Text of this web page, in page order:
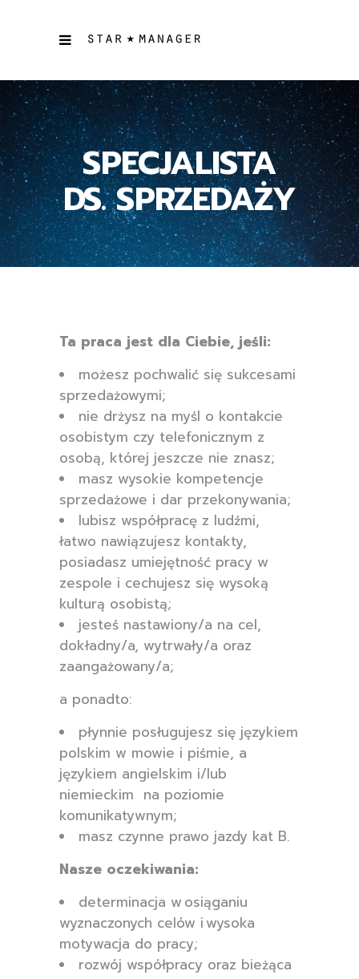
SPECJALISTA
DS. SPRZEDAŻY
Ta praca jest dla Ciebie, jeśli:
możesz pochwalić się sukcesami
sprzedażowymi;
nie drżysz na myśl o kontakcie
osobistym czy telefonicznym z
osobą, której jeszcze nie znasz;
masz wysokie kompetencje
sprzedażowe i dar przekonywania;
lubisz współpracę z ludźmi,
łatwo nawiązujesz kontakty,
posiadasz umiejętność pracy w
zespole i cechujesz się wysoką
kulturą osobistą;
jesteś nastawiony/a na cel,
dokładny/a, wytrwały/a oraz
zaangażowany/a;
a ponadto:
płynnie posługujesz się językiem
polskim w mowie i piśmie, a
językiem angielskim i/lub
niemieckim na poziomie
komunikatywnym;
masz czynne prawo jazdy kat B.
Nasze oczekiwania:
determinacja w osiąganiu
wyznaczonych celów i wysoka
motywacja do pracy;
rozwój współpracy oraz bieżąca